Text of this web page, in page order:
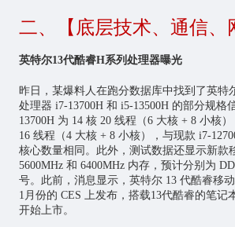
二、【底层技术、通信、
英特尔13代酷睿H系列处理器曝光
昨日，某爆料人在跑分数据库中找到了英特
处理器 i7-13700H 和 i5-13500H 的部分规格
13700H 为 14 核 20 线程（6 大核 + 8 小核
16 线程（4 大核 + 8 小核），与现款 i7-
核心数量相同。此外，测试数据还显示新款
5600MHz 和 6400MHz 内存，预计分别为
号。此前，消息显示，英特尔 13 代酷睿移
1月份的 CES 上发布，搭载13代酷睿的笔记
开始上市。